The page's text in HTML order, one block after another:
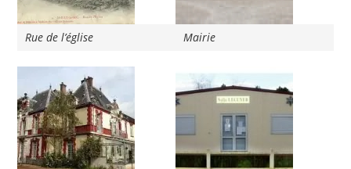
Rue de l’église Mairie